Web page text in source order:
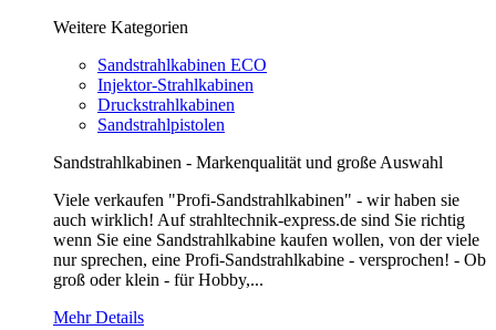
Weitere Kategorien
Sandstrahlkabinen ECO
Injektor-Strahlkabinen
Druckstrahlkabinen
Sandstrahlpistolen
Sandstrahlkabinen - Markenqualität und große Auswahl
Viele verkaufen "Profi-Sandstrahlkabinen" - wir haben sie
auch wirklich! Auf strahltechnik-express.de sind Sie richtig
wenn Sie eine Sandstrahlkabine kaufen wollen, von der viele
nur sprechen, eine Profi-Sandstrahlkabine - versprochen! - Ob
groß oder klein - für Hobby,...
Mehr Details